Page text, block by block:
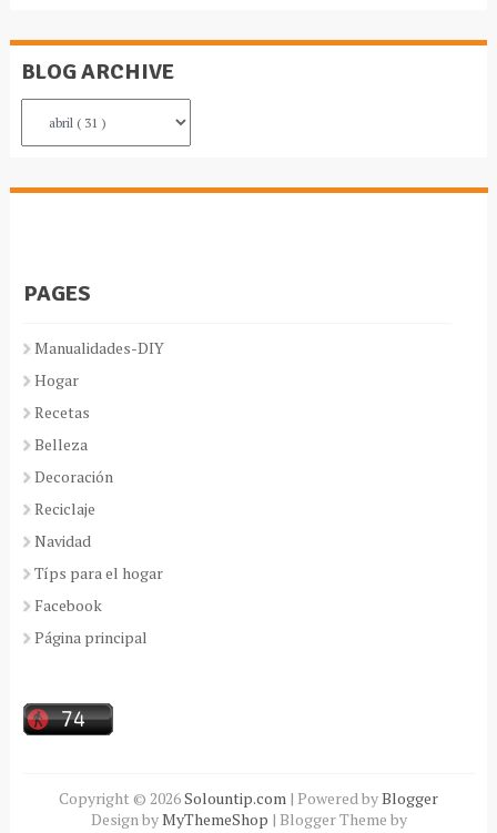
BLOG ARCHIVE
PAGES
Manualidades-DIY
Hogar
Recetas
Belleza
Decoración
Reciclaje
Navidad
Típs para el hogar
Facebook
Página principal
Copyright © 2026Solountip.com | Powered byBlogger
Design byMyThemeShop | Blogger Theme by